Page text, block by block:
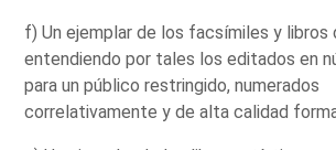
f) Un ejemplar de los facsímiles y libros
entendiendo por tales los editados en
para un público restringido, numerados
correlativamente y de alta calidad